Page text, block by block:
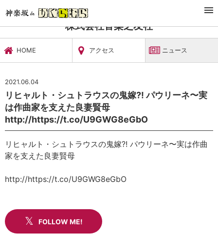
文化施設・ギャラリー
株式会社音楽之友社
HOME アクセス ニュース
2021.06.04
リヒャルト・シュトラウスの鬼嫁?! パウリーネ〜実
は作曲家を支えた良妻賢母
http://https://t.co/U9GWG8eGbO
リヒャルト・シュトラウスの鬼嫁?! パウリーネ〜実は作曲
家を支えた良妻賢母
http://https://t.co/U9GWG8eGbO
FOLLOW ME!